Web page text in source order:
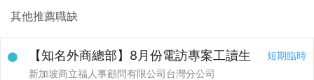
其他推薦職缺
短期臨時
【知名外商總部】8月份電訪專案工讀生
新加坡商立福人事顧問有限公司台灣分公司